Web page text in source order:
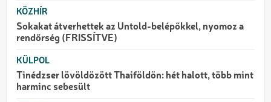
KÖZHÍR
Sokakat átverhettek az Untold-belépőkkel, nyomoz a
rendőrség (FRISSÍTVE)
KÜLPOL
Tinédzser lövöldözött Thaiföldön: hét halott, több mint
harminc sebesült